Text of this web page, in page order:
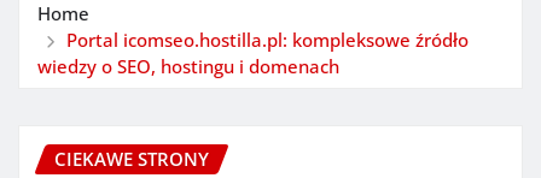
Home
Portal icomseo.hostilla.pl: kompleksowe źródło
wiedzy o SEO, hostingu i domenach
CIEKAWE STRONY